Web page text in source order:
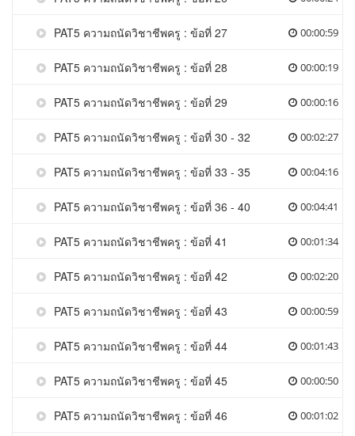
PAT5 ความถนัดวิชาชีพครู : ข้อที่ 27 00:00:59
PAT5 ความถนัดวิชาชีพครู : ข้อที่ 28 00:00:19
PAT5 ความถนัดวิชาชีพครู : ข้อที่ 29 00:00:16
PAT5 ความถนัดวิชาชีพครู : ข้อที่ 30 - 32 00:02:27
PAT5 ความถนัดวิชาชีพครู : ข้อที่ 33 - 35 00:04:16
PAT5 ความถนัดวิชาชีพครู : ข้อที่ 36 - 40 00:04:41
PAT5 ความถนัดวิชาชีพครู : ข้อที่ 41 00:01:34
PAT5 ความถนัดวิชาชีพครู : ข้อที่ 42 00:02:20
PAT5 ความถนัดวิชาชีพครู : ข้อที่ 43 00:00:59
PAT5 ความถนัดวิชาชีพครู : ข้อที่ 44 00:01:43
PAT5 ความถนัดวิชาชีพครู : ข้อที่ 45 00:00:50
PAT5 ความถนัดวิชาชีพครู : ข้อที่ 46 00:01:02